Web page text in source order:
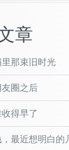
章
那束旧时光
圈之后
得早了
，最近想明白的